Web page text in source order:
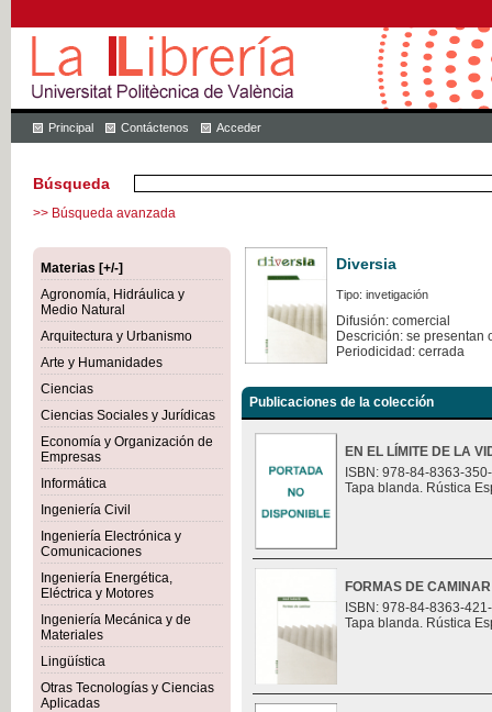
Principal Contáctenos Acceder
Búsqueda
>> Búsqueda avanzada
Materias [+/-]
Agronomía, Hidráulica y
Medio Natural
Arquitectura y Urbanismo
Arte y Humanidades
Ciencias
Ciencias Sociales y Jurídicas
Economía y Organización de
Empresas
Informática
Ingeniería Civil
Ingeniería Electrónica y
Comunicaciones
Ingeniería Energética,
Eléctrica y Motores
Ingeniería Mecánica y de
Materiales
Lingüística
Otras Tecnologías y Ciencias
Aplicadas
Diversia
Tipo: invetigación
Difusión: comercial
Descrición: se presentan
Periodicidad: cerrada
Publicaciones de la colección
EN EL LÍMITE DE LA
ISBN: 978-84-8363-
Tapa blanda. Rústica
FORMAS DE CAMINAR
ISBN: 978-84-8363-
Tapa blanda. Rústica